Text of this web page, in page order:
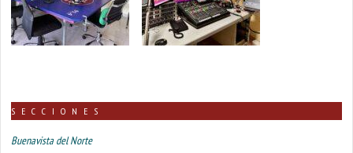
SECCIONES
Buenavista del Norte